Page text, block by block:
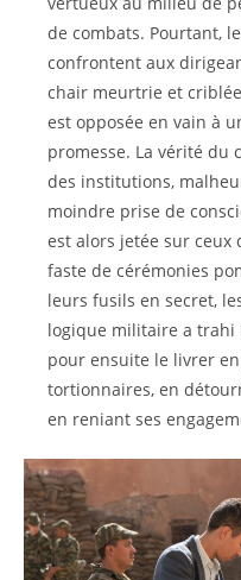
de combats. Pourtant,
confrontent aux
chair meurtrie et
est opposée en vain à
promesse. La vérité du
des institutions,
moindre prise de
est alors jetée sur ceux
faste de cérémonies
leurs fusils en secret,
logique militaire a trahi
pour ensuite le livrer
tortionnaires, en
en reniant ses